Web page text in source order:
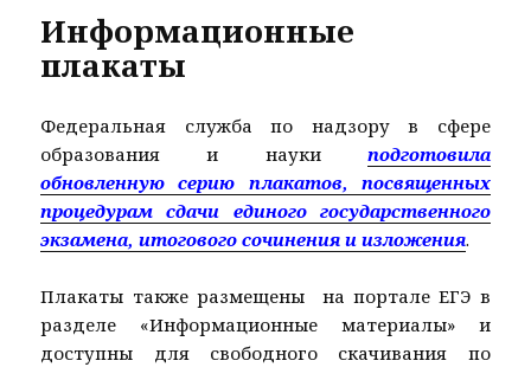
Информационные
плакаты
Федеральная служба по надзору в сфере
образования и науки подготовила
обновленную серию плакатов, посвященных
процедурам сдачи единого государственного
экзамена, итогового сочинения и изложения.
Плакаты также размещены на портале ЕГЭ в
разделе «Информационные материалы» и
доступны для свободного скачивания по